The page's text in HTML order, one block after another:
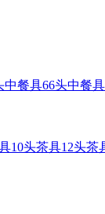
中餐具66头中餐具
10头茶具12头茶